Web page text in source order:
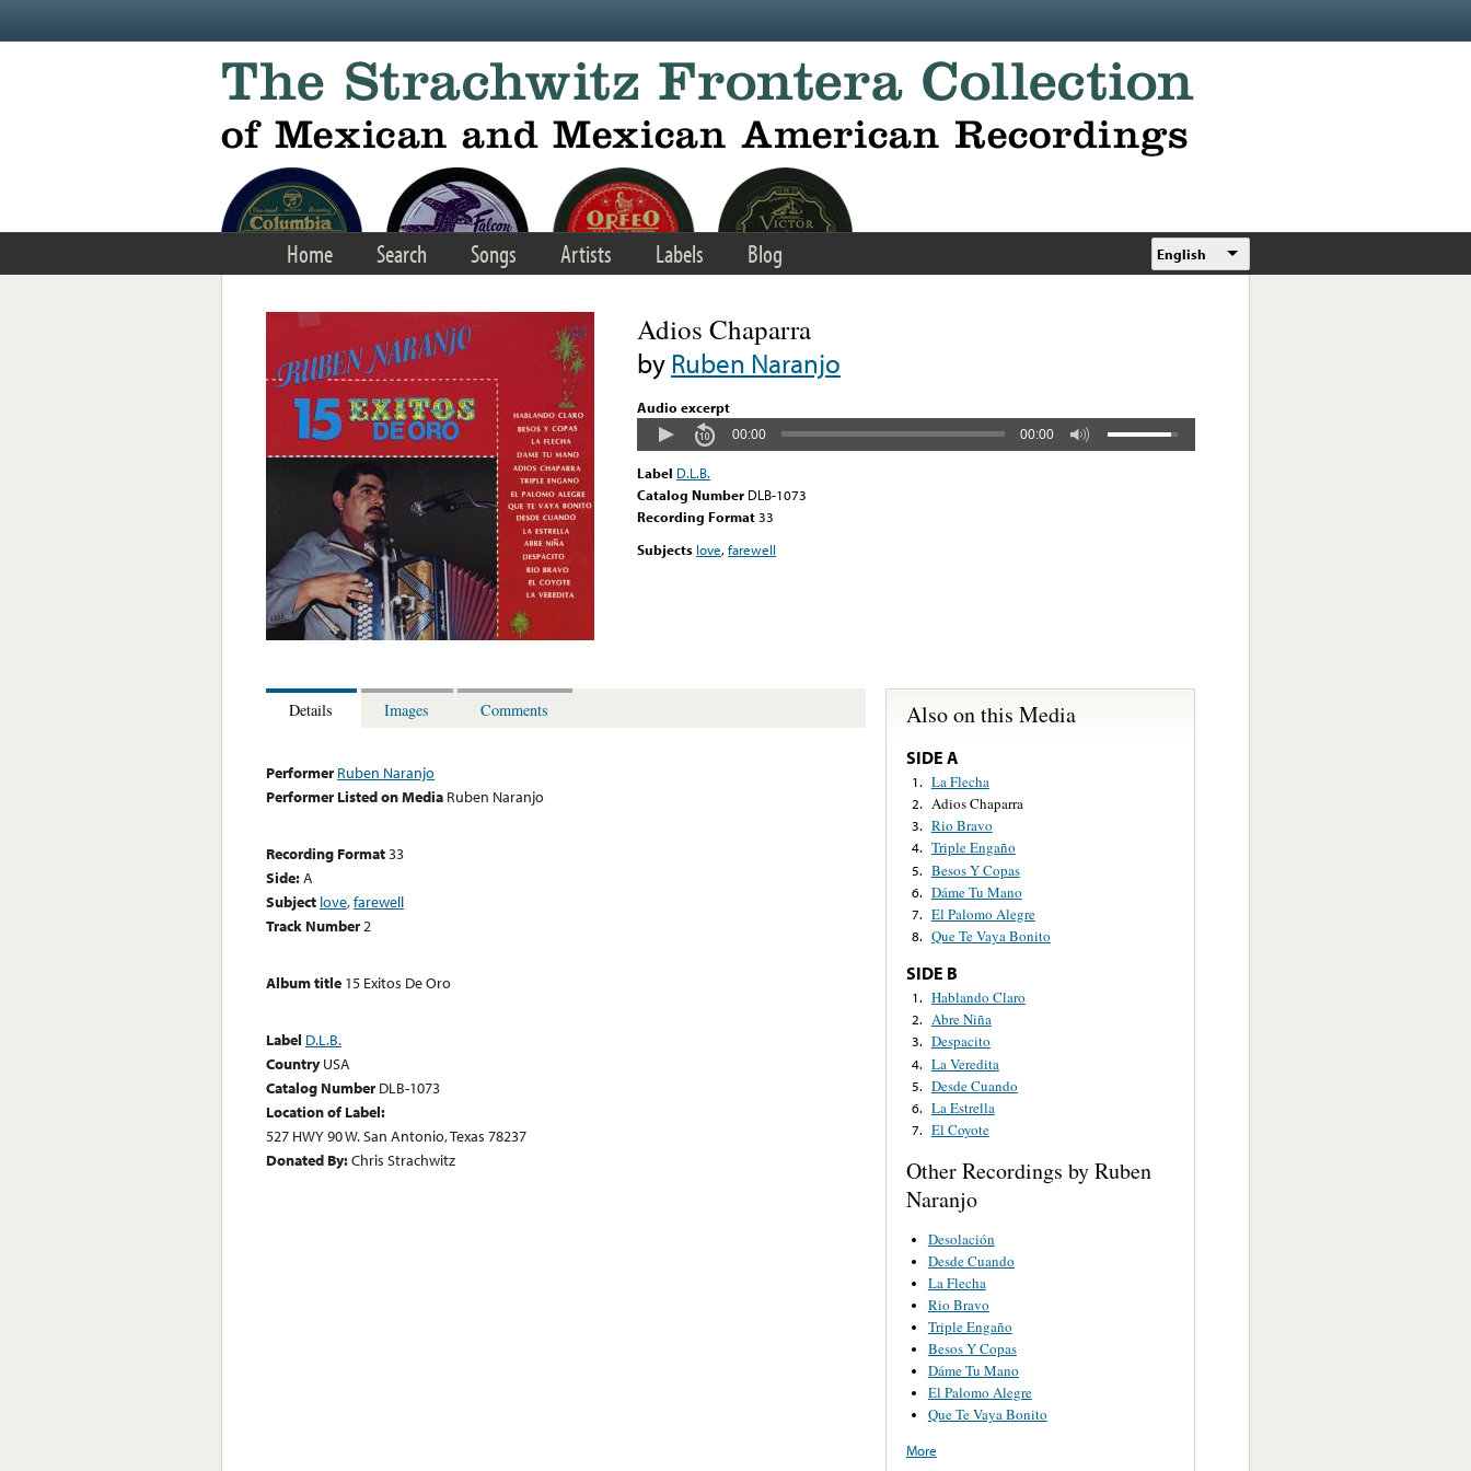
Home Search Songs Artists Labels Blog English
Adios Chaparra
byRuben Naranjo
Audio excerpt
00:00 00:00
Label D.L.B.
Catalog Number DLB-1073
Recording Format33
Subjects love,farewell
Details Images Comments
Performer Ruben Naranjo
Performer Listed on Media Ruben Naranjo
Recording Format33
Side:A
Subject love,farewell
Track Number2
Album title 15 Exitos De Oro
Label D.L.B.
Country USA
Catalog Number DLB-1073
Location of Label:
527 HWY 90 W. San Antonio, Texas 78237
Donated By:Chris Strachwitz
Also on this Media
SIDE A
1. La Flecha
2. Adios Chaparra
3. Rio Bravo
4. Triple Engaño
5. Besos Y Copas
6. Dáme Tu Mano
7. El Palomo Alegre
8. Que Te Vaya Bonito
SIDE B
1. Hablando Claro
2. Abre Niña
3. Despacito
4. La Veredita
5. Desde Cuando
6. La Estrella
7. El Coyote
Other Recordings by Ruben
Naranjo
Desolación
Desde Cuando
La Flecha
Rio Bravo
Triple Engaño
Besos Y Copas
Dáme Tu Mano
El Palomo Alegre
Que Te Vaya Bonito
More